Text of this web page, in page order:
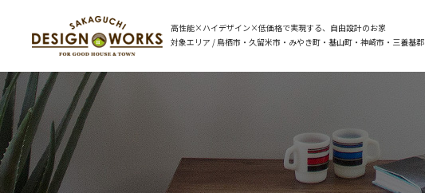
高性能×ハイデザイン×低価格で実現する、自由設計のお家
対象エリア / 鳥栖市・久留米市・みやき町・基山町・神崎市・三養基郡